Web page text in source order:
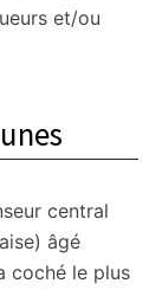
et/ou
central
âgé
coché le plus